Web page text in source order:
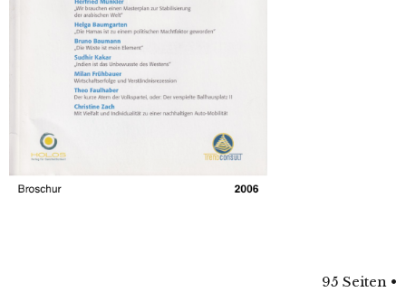
95 Seiten •